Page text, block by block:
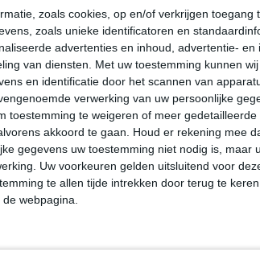
zoals cookies, op en/of verkrijgen toegang
zoals unieke identificatoren en
advertenties en inhoud, advertentie- en
van diensten.
Met uw toestemming kunnen
en identificatie door het scannen van
verwerking van uw persoonlijke
toestemming te weigeren of meer
akkoord te gaan.
Houd er rekening mee
gegevens uw toestemming niet nodig is, maar
Uw voorkeuren gelden uitsluitend voor
te allen tijde intrekken door terug te
webpagina.
15°C 17°C 22°C 26°C
05:00 08:00 11:00 14:00
05:00 08:00 11:00 14:00
NW 1 NNW 2 NNO 2 NNO 2